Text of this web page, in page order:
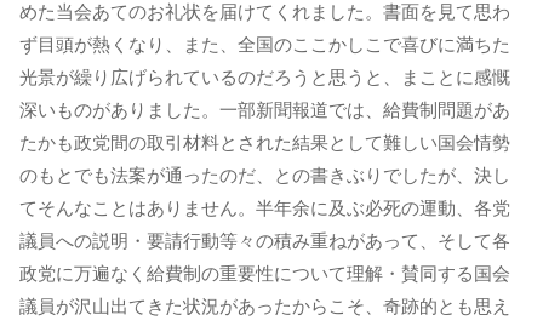
めた当会あてのお礼状を届けてくれました。書面を見て思わ
ず目頭が熱くなり、また、全国のここかしこで喜びに満ちた
光景が繰り広げられているのだろうと思うと、まことに感慨
深いものがありました。一部新聞報道では、給費制問題があ
たかも政党間の取引材料とされた結果として難しい国会情勢
のもとでも法案が通ったのだ、との書きぶりでしたが、決し
てそんなことはありません。半年余に及ぶ必死の運動、各党
議員への説明・要請行動等々の積み重ねがあって、そして各
政党に万遍なく給費制の重要性について理解・賛同する国会
議員が沢山出てきた状況があったからこそ、奇跡的とも思え